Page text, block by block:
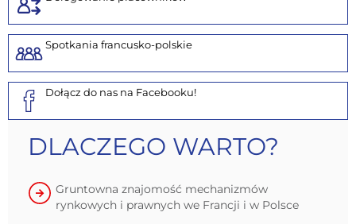
Spotkania francusko-polskie
Dołącz do nas na Facebooku!
DLACZEGO WARTO?
Gruntowna znajomość mechanizmów
rynkowych i prawnych we Francji i w Polsce